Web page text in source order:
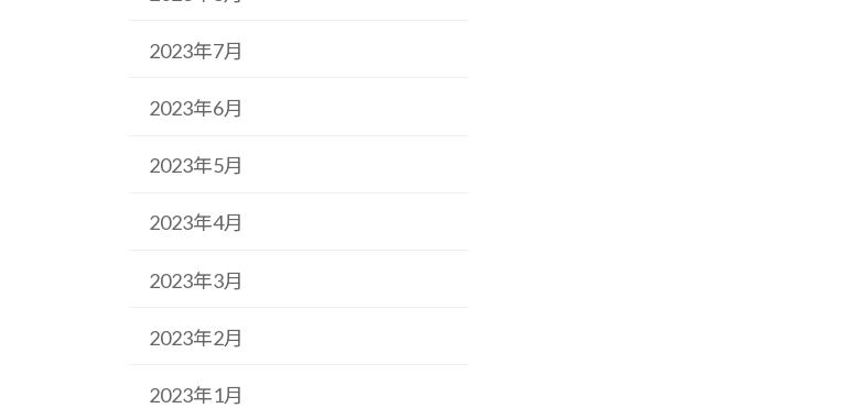
2023年7月
2023年6月
2023年5月
2023年4月
2023年3月
2023年2月
2023年1月